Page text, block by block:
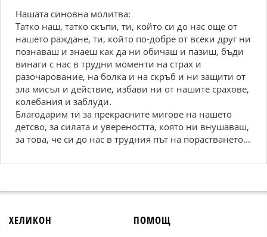
Нашата синовна молитва:
Татко наш, татко скъпи, ти, който си до нас още от
нашето раждане, ти, който по-добре от всеки друг ни
познаваш и знаеш как да ни обичаш и пазиш, бъди
винаги с нас в трудни моменти на страх и
разочарование, на болка и на скръб и ни защити от
зла мисъл и действие, избави ни от нашите срахове,
колебания и заблуди.
Благодарим ти за прекрасните мигове на нашето
детсво, за силата и увереността, която ни внушаваш,
за това, че си до нас в трудния път на порастването...
ХЕЛИКОН ПОМОЩ